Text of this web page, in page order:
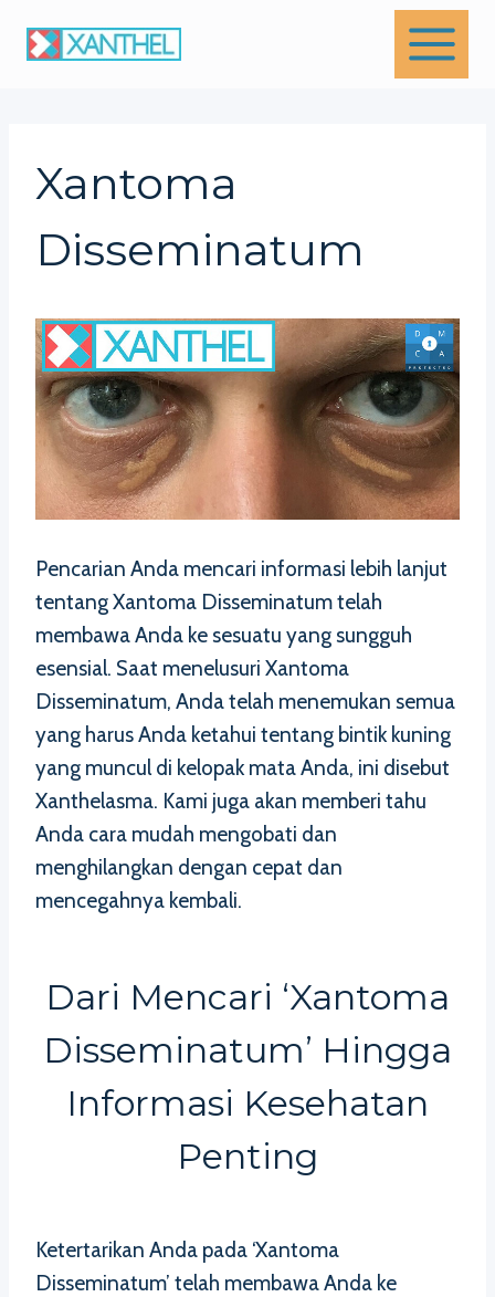
Xantoma
Disseminatum
Pencarian Anda mencari informasi lebih lanjut
tentang Xantoma Disseminatum telah
membawa Anda ke sesuatu yang sungguh
esensial. Saat menelusuri Xantoma
Disseminatum, Anda telah menemukan semua
yang harus Anda ketahui tentang bintik kuning
yang muncul di kelopak mata Anda, ini disebut
Xanthelasma. Kami juga akan memberi tahu
Anda cara mudah mengobati dan
menghilangkan dengan cepat dan
mencegahnya kembali.
Dari Mencari ‘Xantoma
Disseminatum’ Hingga
Informasi Kesehatan
Penting
Ketertarikan Anda pada ‘Xantoma
Disseminatum’ telah membawa Anda ke